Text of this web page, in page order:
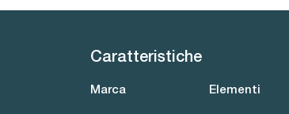
Caratteristiche
Marca Elementi